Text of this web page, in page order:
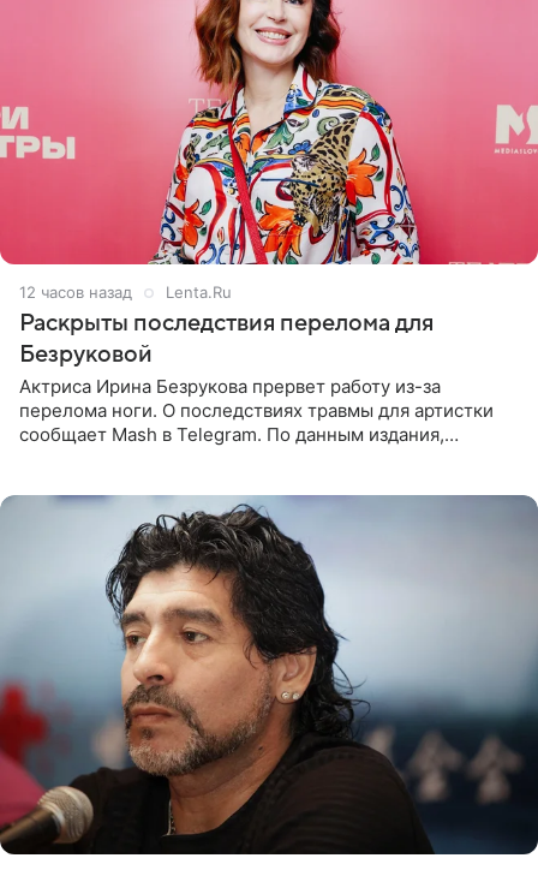
12 часов назад Lenta.Ru
Раскрыты последствия перелома для
Безруковой
Актриса Ирина Безрукова прервет работу из-за
перелома ноги. О последствиях травмы для артистки
сообщает Mash в Telegram. По данным издания,